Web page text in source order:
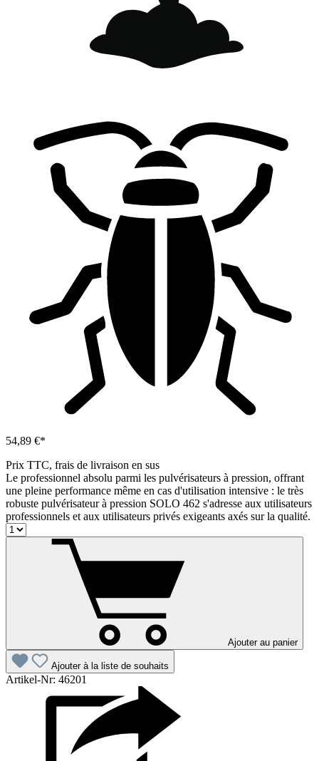
54,89 €*
Prix TTC, frais de livraison en sus
Le professionnel absolu parmi les pulvérisateurs à pression, offrant
une pleine performance même en cas d'utilisation intensive : le très
robuste pulvérisateur à pression SOLO 462 s'adresse aux utilisateurs
professionnels et aux utilisateurs privés exigeants axés sur la qualité.
Ajouter au panier
Ajouter à la liste de souhaits
Artikel-Nr: 46201